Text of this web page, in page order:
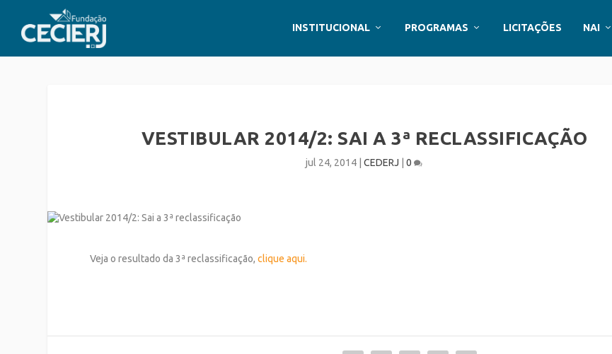
INSTITUCIONAL PROGRAMAS LICITAÇÕES NAI
VESTIBULAR 2014/2: SAI A 3ª RECLASSIFICAÇÃO
jul 24, 2014 |CEDERJ |0
Veja o resultado da 3ª reclassificação,clique aqui.